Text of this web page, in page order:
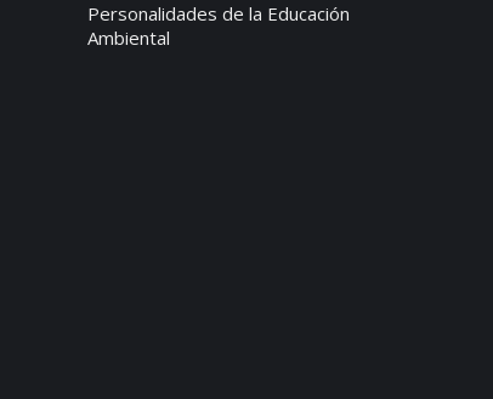
Personalidades de la Educación
Ambiental